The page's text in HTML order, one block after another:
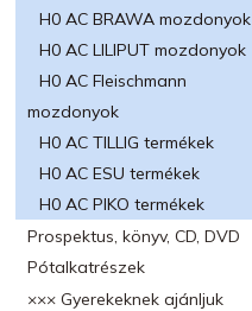
H0 AC BRAWA mozdonyok
H0 AC LILIPUT mozdonyok
H0 AC Fleischmann
mozdonyok
H0 AC TILLIG termékek
H0 AC ESU termékek
H0 AC PIKO termékek
Prospektus, könyv, CD, DVD
Pótalkatrészek
××× Gyerekeknek ajánljuk